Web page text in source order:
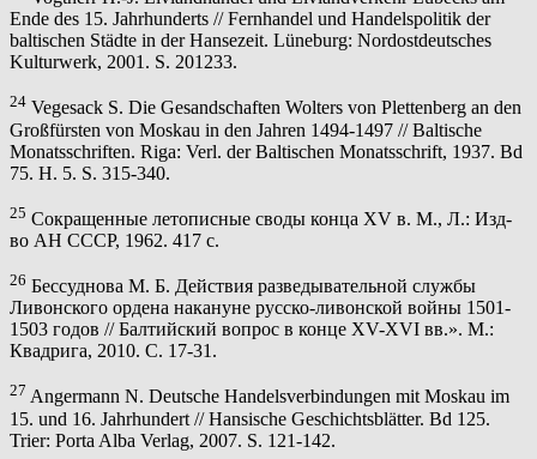
Ende des 15. Jahrhunderts // Fernhandel und Handelspolitik der
baltischen Städte in der Hansezeit. Lüneburg: Nordostdeutsches
Kulturwerk, 2001. S. 201233.
24 Vegesack S. Die Gesandschaften Wolters von Plettenberg an den
Großfürsten von Moskau in den Jahren 1494-1497 // Baltische
Monatsschriften. Riga: Verl. der Baltischen Monatsschrift, 1937. Bd
75. H. 5. S. 315-340.
25 Сокращенные летописные своды конца XV в. М., Л.: Изд-
во АН СССР, 1962. 417 с.
26 Бессуднова М. Б. Действия разведывательной службы
Ливонского ордена накануне русско-ливонской войны 1501-
1503 годов // Балтийский вопрос в конце XV-XVI вв.». М.:
Квадрига, 2010. С. 17-31.
27 Angermann N. Deutsche Handelsverbindungen mit Moskau im
15. und 16. Jahrhundert // Hansische Geschichtsblätter. Bd 125.
Trier: Porta Alba Verlag, 2007. S. 121-142.